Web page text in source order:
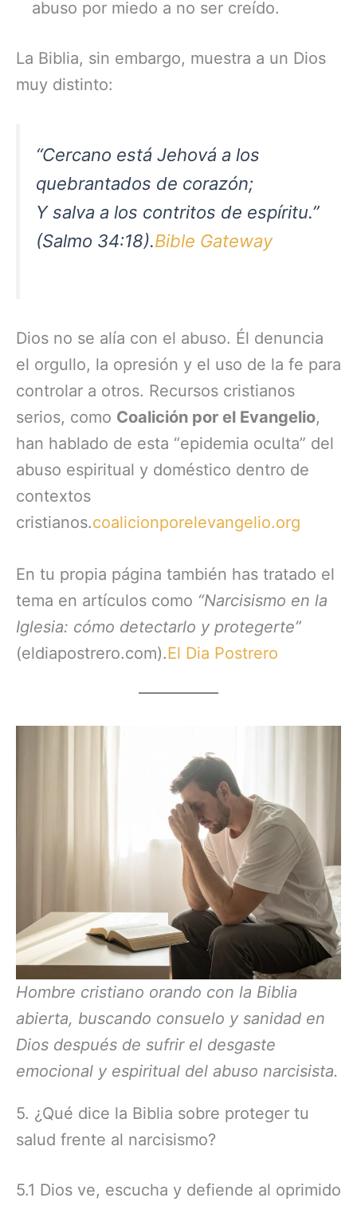
abuso por miedo a no ser creído.
La Biblia, sin embargo, muestra a un Dios
muy distinto:
“Cercano está Jehová a los
quebrantados de corazón;
Y salva a los contritos de espíritu.”
(Salmo 34:18).Bible Gateway
Dios no se alía con el abuso. Él denuncia
el orgullo, la opresión y el uso de la fe para
controlar a otros. Recursos cristianos
serios, como Coalición por el Evangelio,
han hablado de esta “epidemia oculta” del
abuso espiritual y doméstico dentro de
contextos
cristianos.coalicionporelevangelio.org
En tu propia página también has tratado el
tema en artículos como “Narcisismo en la
Iglesia: cómo detectarlo y protegerte”
(eldiapostrero.com).El Dia Postrero
Hombre cristiano orando con la Biblia
abierta, buscando consuelo y sanidad en
Dios después de sufrir el desgaste
emocional y espiritual del abuso narcisista.
5. ¿Qué dice la Biblia sobre proteger tu
salud frente al narcisismo?
5.1 Dios ve, escucha y defiende al oprimido